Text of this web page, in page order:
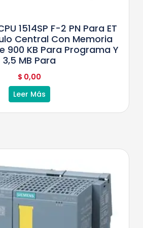
1514SP F-2 PN Para ET
Central Con Memoria
900 KB Para Programa Y
3,5 MB Para
$ 0,00
Leer Más